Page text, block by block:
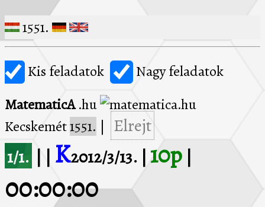
1551.
Kis feladatok
Nagy feladatok
MatematicA.hu
Kecskemét1551.
Elrejt
1/1.
K2012/3/13. | 10p
00:00:00